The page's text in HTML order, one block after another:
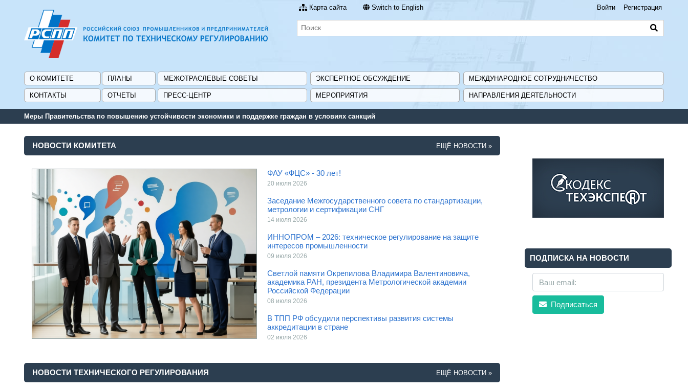
Карта сайта Switch to English Войти Регистрация
О КОМИТЕТЕ ПЛАНЫ МЕЖОТРАСЛЕВЫЕ СОВЕТЫ ЭКСПЕРТНОЕ ОБСУЖДЕНИЕ МЕЖДУНАРОДНОЕ СОТРУДНИЧЕСТВО
КОНТАКТЫ ОТЧЕТЫ ПРЕСС-ЦЕНТР МЕРОПРИЯТИЯ НАПРАВЛЕНИЯ ДЕЯТЕЛЬНОСТИ
Меры Правительства по повышению устойчивости экономики и поддержке граждан в условиях санкций
ЕЩЁ НОВОСТИ »
НОВОСТИ КОМИТЕТА
ФАУ «ФЦС» - 30 лет!
20 июля 2026
Заседание Межгосударственного совета по стандартизации,
метрологии и сертификации СНГ
14 июля 2026
ИННОПРОМ – 2026: техническое регулирование на защите
интересов промышленности
09 июля 2026
Светлой памяти Окрепилова Владимира Валентиновича,
академика РАН, президента Метрологической академии
Российской Федерации
08 июля 2026
В ТПП РФ обсудили перспективы развития системы
аккредитации в стране
02 июля 2026
ЕЩЁ НОВОСТИ »
НОВОСТИ ТЕХНИЧЕСКОГО РЕГУЛИРОВАНИЯ
ПОДПИСКА НА НОВОСТИ
Подписаться